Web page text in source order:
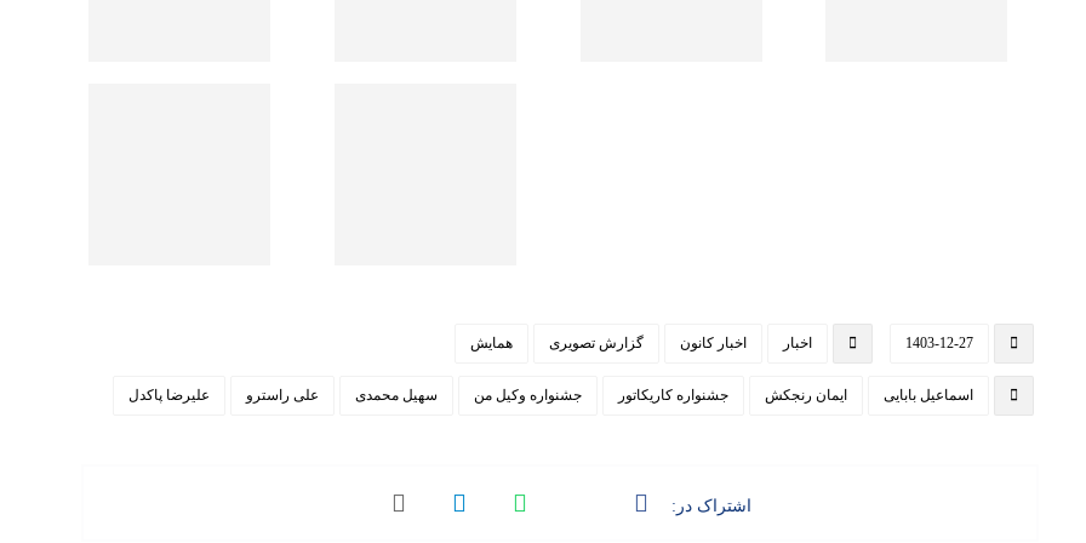
1403-12-27 اخبار اخبار کانون گزارش تصویری همایش
اسماعیل بابایی ایمان رنجکش جشنواره کاریکاتور جشنواره وکیل من سهیل محمدی علی راسترو علیرضا پاکدل